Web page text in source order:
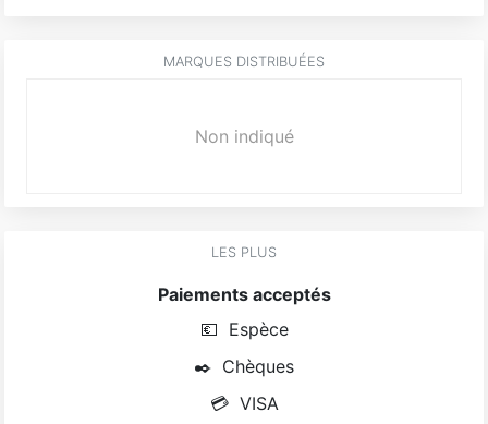
MARQUES DISTRIBUÉES
Non indiqué
LES PLUS
Paiements acceptés
💶 Espèce
✒️ Chèques
💳 VISA